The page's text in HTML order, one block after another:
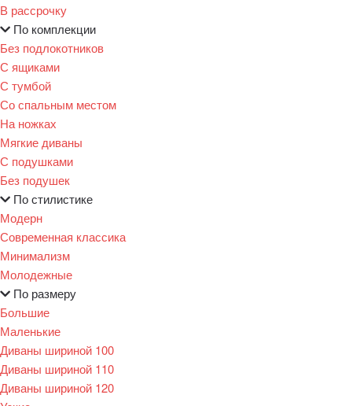
В рассрочку
По комплекции
Без подлокотников
С ящиками
С тумбой
Со спальным местом
На ножках
Мягкие диваны
С подушками
Без подушек
По стилистике
Модерн
Современная классика
Минимализм
Молодежные
По размеру
Большие
Маленькие
Диваны шириной 100
Диваны шириной 110
Диваны шириной 120